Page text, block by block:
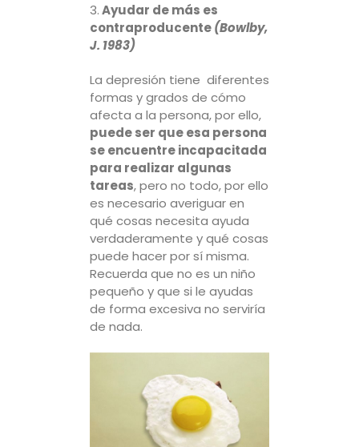
3.Ayudar de más es
contraproducente(Bowlby,
J. 1983)
La depresión tiene diferentes
formas y grados de cómo
afecta a la persona, por ello,
puede ser que esa persona
se encuentre incapacitada
para realizar algunas
tareas, pero no todo, por ello
es necesario averiguar en
qué cosas necesita ayuda
verdaderamente y qué cosas
puede hacer por sí misma.
Recuerda que no es un niño
pequeño y que si le ayudas
de forma excesiva no serviría
de nada.